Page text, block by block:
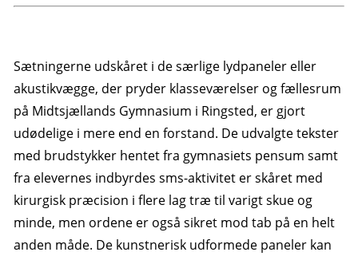
Sætningerne udskåret i de særlige lydpaneler eller
akustikvægge, der pryder klasseværelser og fællesrum
på Midtsjællands Gymnasium i Ringsted, er gjort
udødelige i mere end en forstand. De udvalgte tekster
med brudstykker hentet fra gymnasiets pensum samt
fra elevernes indbyrdes sms-aktivitet er skåret med
kirurgisk præcision i flere lag træ til varigt skue og
minde, men ordene er også sikret mod tab på en helt
anden måde. De kunstnerisk udformede paneler kan